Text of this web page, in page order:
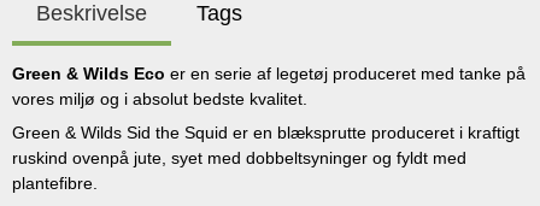
Beskrivelse Tags
Green & Wilds Eco er en serie af legetøj produceret med tanke på
vores miljø og i absolut bedste kvalitet.
Green & Wilds Sid the Squid er en blæksprutte produceret i kraftigt
ruskind ovenpå jute, syet med dobbeltsyninger og fyldt med
plantefibre.